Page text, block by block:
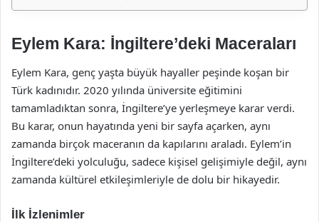
Eylem Kara: İngiltere’deki Maceraları
Eylem Kara, genç yaşta büyük hayaller peşinde koşan bir
Türk kadınıdır. 2020 yılında üniversite eğitimini
tamamladıktan sonra, İngiltere’ye yerleşmeye karar verdi.
Bu karar, onun hayatında yeni bir sayfa açarken, aynı
zamanda birçok maceranın da kapılarını araladı. Eylem’in
İngiltere’deki yolculuğu, sadece kişisel gelişimiyle değil, aynı
zamanda kültürel etkileşimleriyle de dolu bir hikayedir.
İlk İzlenimler